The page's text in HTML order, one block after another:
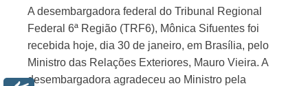
A desembargadora federal do Tribunal Regional
Federal 6ª Região (TRF6), Mônica Sifuentes foi
recebida hoje, dia 30 de janeiro, em Brasília, pelo
Ministro das Relações Exteriores, Mauro Vieira. A
desembargadora agradeceu ao Ministro pela